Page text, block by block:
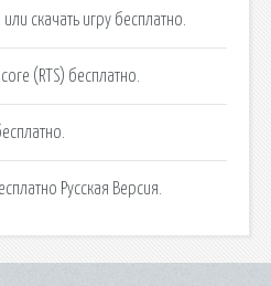
скачать игру бесплатно.
(RTS) бесплатно.
Русская Версия.